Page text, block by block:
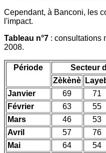
Cependant, à Banconi, les
l'impact.
Tableau n°7 : consultations
2008.
Période Secteur
Zèkènè
Janvier
69 71
Février
63 55
Mars
46 53
Avril
57 76
Mai
64 54